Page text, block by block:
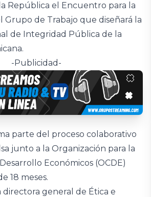
República el Encuentro para la
Grupo de Trabajo que diseñará la
de Integridad Pública de la
-Publicidad-
parte del proceso colaborativo
junto a la Organización para la
Económicos (OCDE)
18 meses.
general de Ética e